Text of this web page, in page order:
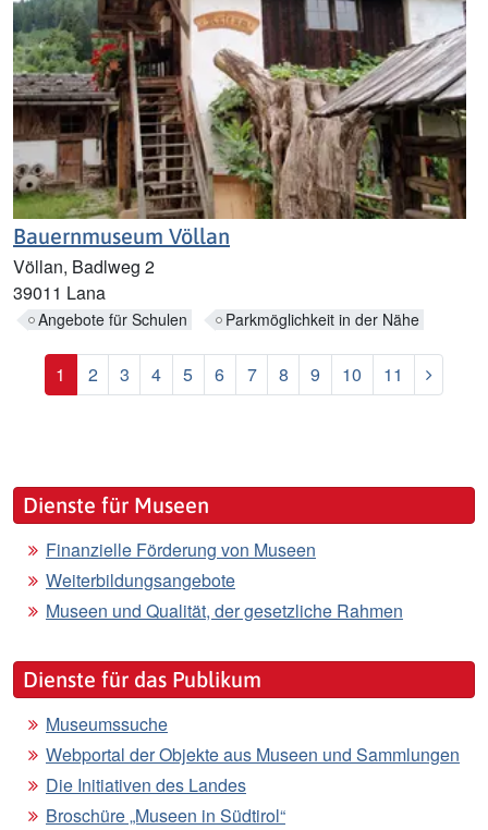
Bauernmuseum Völlan
Völlan, Badlweg 2
39011 Lana
Angebote für Schulen Parkmöglichkeit in der Nähe
1 2 3 4 5 6 7 8 9 10 11
Dienste für Museen
Finanzielle Förderung von Museen
Weiterbildungsangebote
Museen und Qualität, der gesetzliche Rahmen
Dienste für das Publikum
Museumssuche
Webportal der Objekte aus Museen und Sammlungen
Die Initiativen des Landes
Broschüre „Museen in Südtirol“